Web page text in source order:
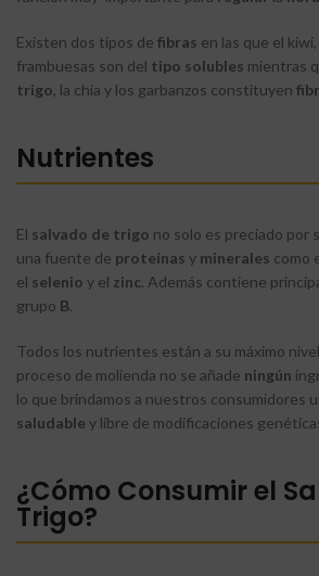
Existen dos tipos de fibras en las que el
frambuesas son del tipo solubles mientras
trigo, la chia y los garbanzos constituyen
Nutrientes
El salvado de trigo no solo es preciado por
una fuente de proteínas y minerales como
el selenio y el zinc. Además contiene
grupo B.
Todos los nutrientes están a su máximo
proceso de molienda no se añade ningún
lo que brindamos a nuestros consumidores
saludable y libre de modificaciones
¿Cómo Consumir el
Trigo?